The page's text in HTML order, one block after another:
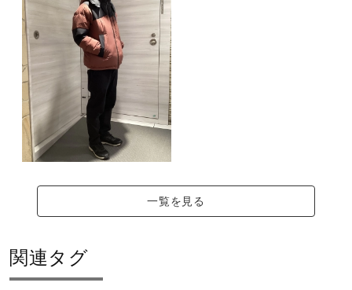
直営店一覧
取扱店一覧
A修理可／ヒールラバー（交換後は
ブラックカラーのラバーになりま
す。）
サイズ
09) 21.5～28.0cm
14) 24.5～28.0cm
09：ブラック
14：ネイビー
一覧を見る
関連タグ